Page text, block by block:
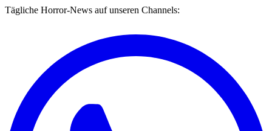
Tägliche Horror-News auf unseren Channels: